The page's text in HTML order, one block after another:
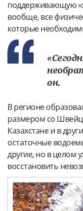
поддерживающую
вообще, все
которые
он.
В регионе
размером со
Казахстане и в
остаточные
другие, но в целом
восстановить